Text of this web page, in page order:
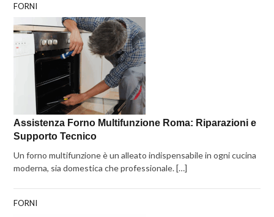
FORNI
Assistenza Forno Multifunzione Roma: Riparazioni e
Supporto Tecnico
Un forno multifunzione è un alleato indispensabile in ogni cucina
moderna, sia domestica che professionale. […]
FORNI